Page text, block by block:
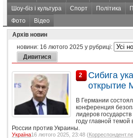
Шоу-біз і культура
Спорт Політика
Фото
Відео
Архів новин
новини: 16 лютого 2025 у рубриці:
2
Сибига
открытие
В Германии
конференция
лидеров
году главной темой
России против Украины.
Україна16 лютого 2025, 23:48 (